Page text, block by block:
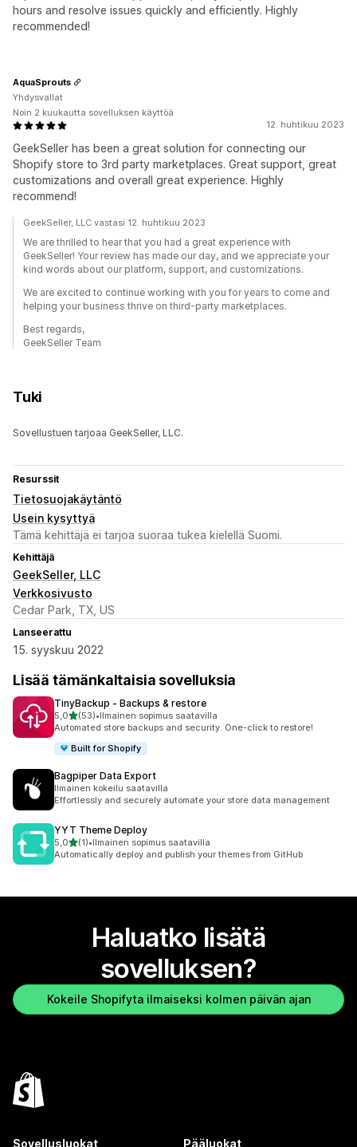
hours and resolve issues quickly and efficiently. Highly
recommended!
12. huhtikuu 2023
GeekSeller has been a great solution for connecting our
Shopify store to 3rd party marketplaces. Great support, great
customizations and overall great experience. Highly
recommend!
AquaSprouts
Yhdysvallat
Noin 2 kuukautta sovelluksen käyttöä
GeekSeller, LLC vastasi 12. huhtikuu 2023
We are thrilled to hear that you had a great experience with
GeekSeller! Your review has made our day, and we appreciate your
kind words about our platform, support, and customizations.
We are excited to continue working with you for years to come and
helping your business thrive on third-party marketplaces.
Best regards,
GeekSeller Team
Tuki
Sovellustuen tarjoaa GeekSeller, LLC.
Resurssit
Tietosuojakäytäntö
Usein kysyttyä
Tämä kehittäjä ei tarjoa suoraa tukea kielellä Suomi.
Kehittäjä
GeekSeller, LLC
Verkkosivusto
Cedar Park, TX, US
Lanseerattu
15. syyskuu 2022
Lisää tämänkaltaisia sovelluksia
TinyBackup ‑ Backups & restore
5,0/ 5 tähteä
(53)
53 arvostelua yhteensä
•Ilmainen sopimus saatavilla
Automated store backups and security. One-click to restore!
Built for Shopify
Bagpiper Data Export
Ilmainen kokeilu saatavilla
Effortlessly and securely automate your store data management
YYT Theme Deploy
5,0/ 5 tähteä
(1)
1 arvostelua yhteensä
•Ilmainen sopimus saatavilla
Automatically deploy and publish your themes from GitHub
Haluatko lisätä
sovelluksen?
Kokeile Shopifyta ilmaiseksi kolmen päivän ajan
Sovellusluokat Pääluokat